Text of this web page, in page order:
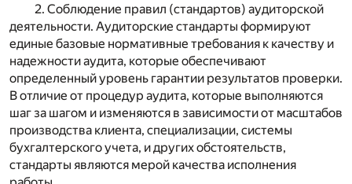
2. Соблюдение правил (стандартов) аудиторской
деятельности. Аудиторские стандарты формируют
единые базовые нормативные требования к качеству и
надежности аудита, которые обеспечивают
определенный уровень гарантии результатов проверки.
В отличие от процедур аудита, которые выполняются
шаг за шагом и изменяются в зависимости от масштабов
производства клиента, специализации, системы
бухгалтерского учета, и других обстоятельств,
стандарты являются мерой качества исполнения